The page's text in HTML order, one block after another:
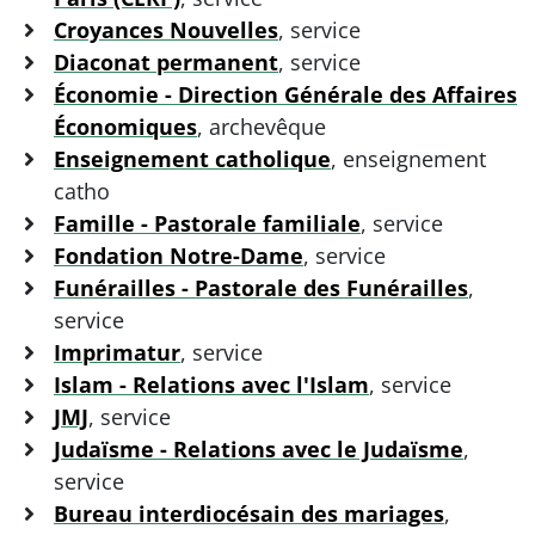
Croyances Nouvelles, service
Diaconat permanent, service
Économie - Direction Générale des Affaires
Économiques, archevêque
Enseignement catholique, enseignement
catho
Famille - Pastorale familiale, service
Fondation Notre-Dame, service
Funérailles - Pastorale des Funérailles,
service
Imprimatur, service
Islam - Relations avec l'Islam, service
JMJ, service
Judaïsme - Relations avec le Judaïsme,
service
Bureau interdiocésain des mariages,